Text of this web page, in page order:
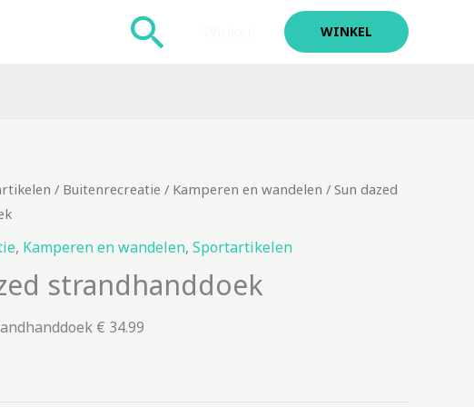
Zoeken WINKEL
/ Buitenrecreatie / Kamperen en wandelen / Sun dazed
, Kamperen en wandelen, Sportartikelen
strandhanddoek
€ 34.99